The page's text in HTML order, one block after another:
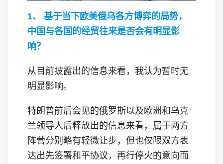
1、 基于当下欧美俄乌各方博弈的局势，
中国与各国的经贸往来是否会有明显影
响？
从目前披露出的信息来看，我认为暂时无
明显影响。
特朗普前后会见的俄罗斯以及欧洲和乌克
兰领导人后释放出的信息来看，属于两方
阵营分别略有轻微让步，但也仅限双方表
达出先签署和平协议，再行停火的意向而